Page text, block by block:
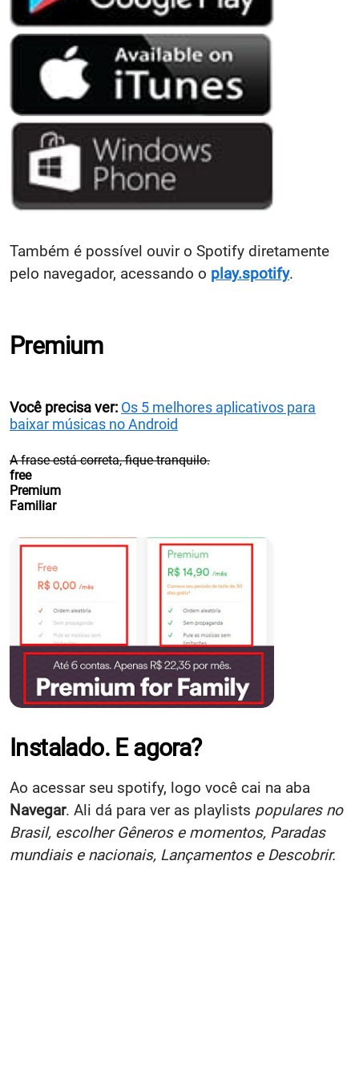
Também é possível ouvir o Spotify diretamente
pelo navegador, acessando o play.spotify.
Premium
Você precisa ver: Os 5 melhores aplicativos para
baixar músicas no Android
A frase está correta, fique tranquilo.
free
Premium
Familiar
Instalado. E agora?
Ao acessar seu spotify, logo você cai na aba
Navegar. Ali dá para ver as playlists populares no
Brasil, escolher Gêneros e momentos, Paradas
mundiais e nacionais, Lançamentos e Descobrir.